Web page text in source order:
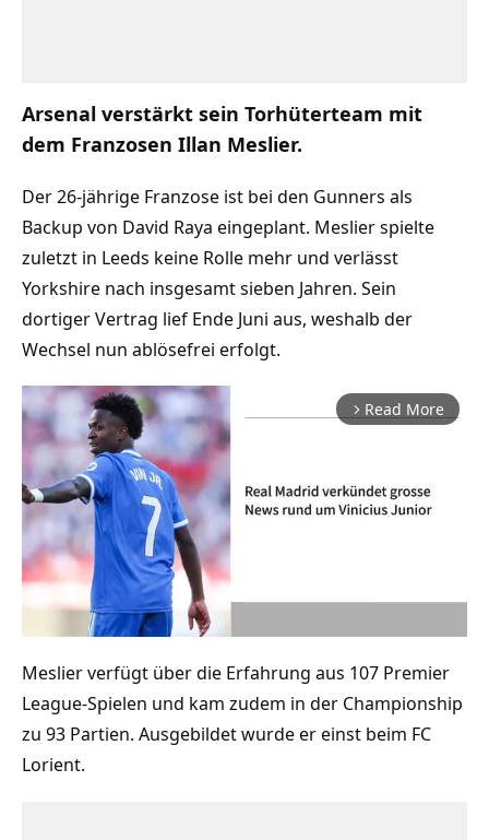
Arsenal verstärkt sein Torhüterteam mit
dem Franzosen Illan Meslier.
Der 26-jährige Franzose ist bei den Gunners als
Backup von David Raya eingeplant. Meslier spielte
zuletzt in Leeds keine Rolle mehr und verlässt
Yorkshire nach insgesamt sieben Jahren. Sein
dortiger Vertrag lief Ende Juni aus, weshalb der
Wechsel nun ablösefrei erfolgt.
arrow_forward_ios Read More
Mute
Meslier verfügt über die Erfahrung aus 107 Premier
League-Spielen und kam zudem in der Championship
zu 93 Partien. Ausgebildet wurde er einst beim FC
Lorient.